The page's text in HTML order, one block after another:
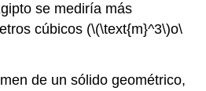
se mediría más
cúbicos (\(\text{m}^3\)o\
de un sólido geométrico,